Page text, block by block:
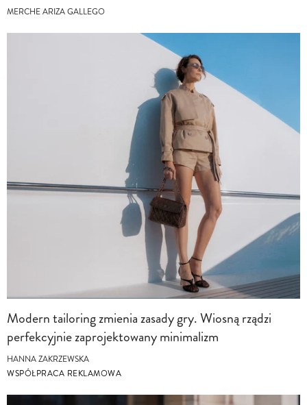
MERCHE ARIZA GALLEGO
Modern tailoring zmienia zasady gry. Wiosną rządzi
perfekcyjnie zaprojektowany minimalizm
HANNA ZAKRZEWSKA
WSPÓŁPRACA REKLAMOWA